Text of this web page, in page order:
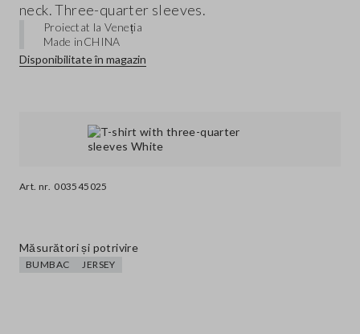
Art. nr. 003545025
neck. Three-quarter sleeves.
Proiectat la Veneția
Made inCHINA
Disponibilitate în magazin
Măsurători și potrivire
BUMBAC JERSEY